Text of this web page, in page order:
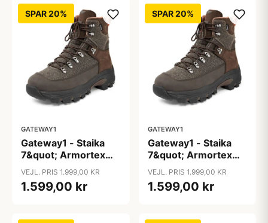
SPAR 20%
GATEWAY1
Gateway1 - Staika
7&quot; Armortex
Kevlar
VEJL. PRIS 1.999,00 KR
1.599,00 kr
SPAR 20%
GATEWAY1
Gateway1 - Staika
7&quot; Armortex
Kevlar
VEJL. PRIS 1.999,00 KR
1.599,00 kr